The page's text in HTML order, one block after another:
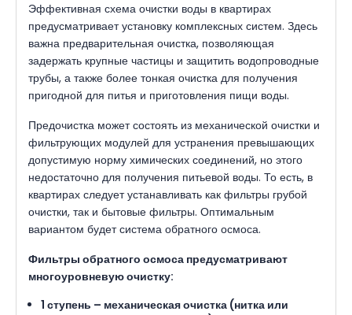
Эффективная схема очистки воды в квартирах
предусматривает установку комплексных систем. Здесь
важна предварительная очистка, позволяющая
задержать крупные частицы и защитить водопроводные
трубы, а также более тонкая очистка для получения
пригодной для питья и приготовления пищи воды.
Предочистка может состоять из механической очистки и
фильтрующих модулей для устранения превышающих
допустимую норму химических соединений, но этого
недостаточно для получения питьевой воды. То есть, в
квартирах следует устанавливать как фильтры грубой
очистки, так и бытовые фильтры. Оптимальным
вариантом будет система обратного осмоса.
Фильтры обратного осмоса предусматривают
многоуровневую очистку:
1 ступень – механическая очистка (нитка или